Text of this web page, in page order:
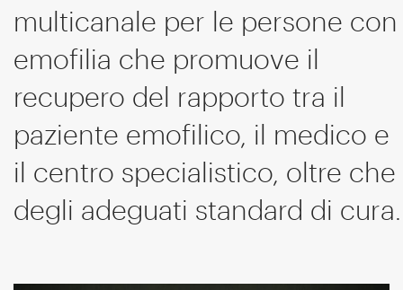
multicanale per le persone con
emofilia che promuove il
recupero del rapporto tra il
paziente emofilico, il medico e
il centro specialistico, oltre che
degli adeguati standard di cura.